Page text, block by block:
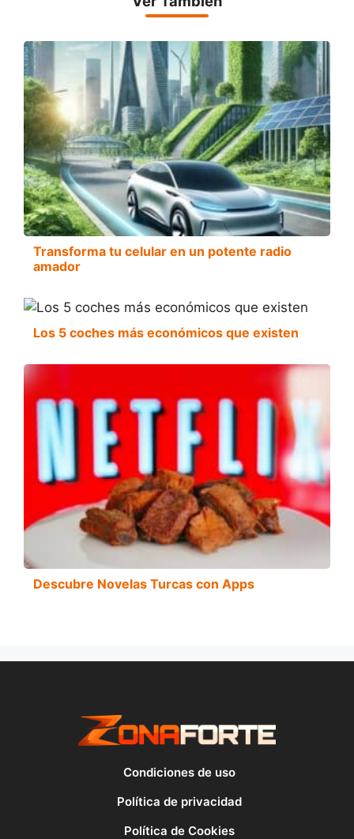
Transforma tu celular en un potente radio
amador
Los 5 coches más económicos que existen
Descubre Novelas Turcas con Apps
Condiciones de uso
Política de privacidad
Política de Cookies